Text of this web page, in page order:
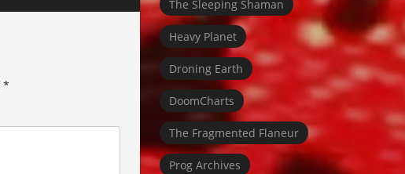
*
The Sleeping Shaman
Heavy Planet
Droning Earth
DoomCharts
The Fragmented Flaneur
Prog Archives